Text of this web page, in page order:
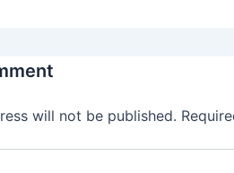
will not be published.